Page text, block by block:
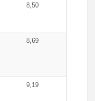
8,50
8,69
9,19